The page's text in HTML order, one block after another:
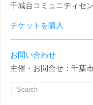
千城台コミュニティセ
チケットを購入
お問い合わせ
主催・お問合せ：千葉